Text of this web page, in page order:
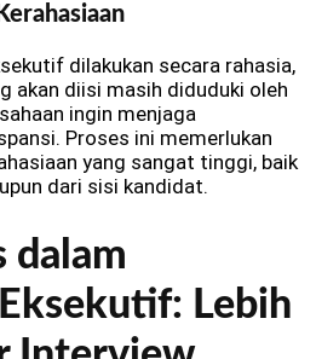
dilakukan secara rahasia,
akan diisi masih diduduki oleh
ingin menjaga
Proses ini memerlukan
yang sangat tinggi, baik
dari sisi kandidat.
dalam
Lebih